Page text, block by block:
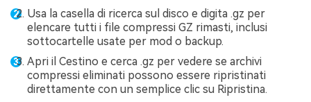
Usa la casella di ricerca sul disco e digita .gz per
elencare tutti i file compressi GZ rimasti, inclusi
sottocartelle usate per mod o backup.
Apri il Cestino e cerca .gz per vedere se archivi
compressi eliminati possono essere ripristinati
direttamente con un semplice clic su Ripristina.